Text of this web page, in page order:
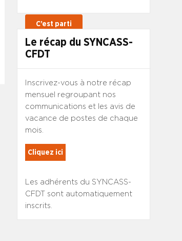
Le récap du SYNCASS-
CFDT
Inscrivez-vous à notre récap
mensuel regroupant nos
communications et les avis de
vacance de postes de chaque
mois.
Cliquez ici
Les adhérents du SYNCASS-
CFDT sont automatiquement
inscrits.